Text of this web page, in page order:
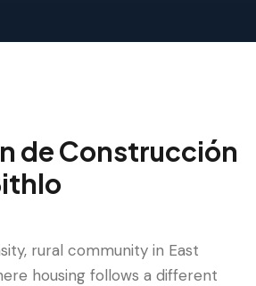
de Construcción
rural community in East
housing follows a different